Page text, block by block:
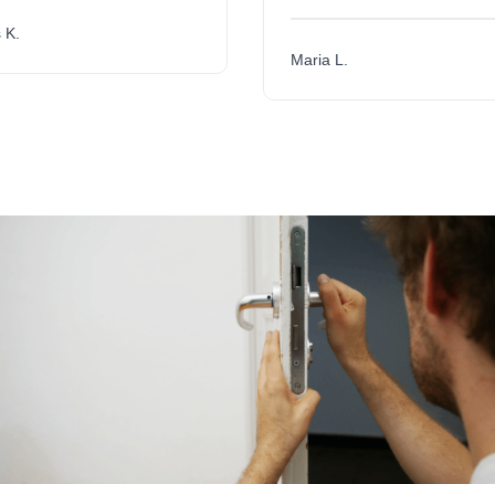
Maria L.